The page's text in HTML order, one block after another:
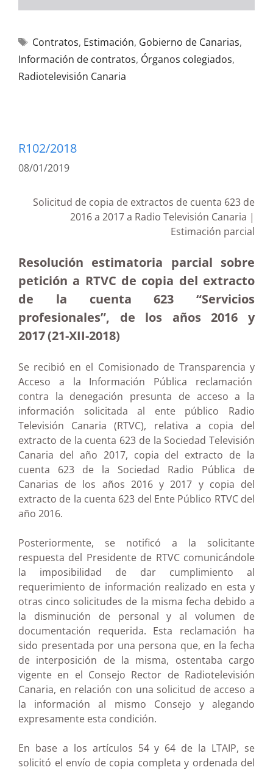
Contratos, Estimación, Gobierno de Canarias,
Información de contratos, Órganos colegiados,
Radiotelevisión Canaria
R102/2018
08/01/2019
Solicitud de copia de extractos de cuenta 623 de
2016 a 2017 a Radio Televisión Canaria |
Estimación parcial
Resolución estimatoria parcial sobre
petición a RTVC de copia del extracto
de la cuenta 623 “Servicios
profesionales”, de los años 2016 y
2017(21-XII-2018)
Se recibió en el Comisionado de Transparencia y
Acceso a la Información Pública reclamación
contra la denegación presunta de acceso a la
información solicitada al ente público Radio
Televisión Canaria (RTVC), relativa a copia del
extracto de la cuenta 623 de la Sociedad Televisión
Canaria del año 2017, copia del extracto de la
cuenta 623 de la Sociedad Radio Pública de
Canarias de los años 2016 y 2017 y copia del
extracto de la cuenta 623 del Ente Público RTVC del
año 2016.
Posteriormente, se notificó a la solicitante
respuesta del Presidente de RTVC comunicándole
la imposibilidad de dar cumplimiento al
requerimiento de información realizado en esta y
otras cinco solicitudes de la misma fecha debido a
la disminución de personal y al volumen de
documentación requerida. Esta reclamación ha
sido presentada por una persona que, en la fecha
de interposición de la misma, ostentaba cargo
vigente en el Consejo Rector de Radiotelevisión
Canaria, en relación con una solicitud de acceso a
la información al mismo Consejo y alegando
expresamente esta condición.
En base a los artículos 54 y 64 de la LTAIP, se
solicitó el envío de copia completa y ordenada del